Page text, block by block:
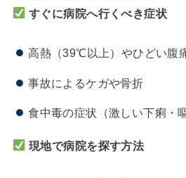
すぐに病院へ行くべき症状
高熱（39℃以上）やひどい腹
事故によるケガや骨折
食中毒の症状（激しい下痢・
現地で病院を探す方法